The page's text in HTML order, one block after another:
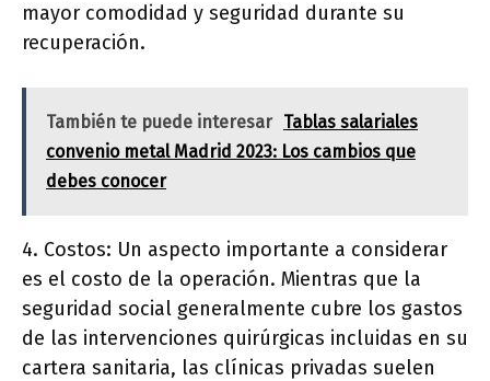
mayor comodidad y seguridad durante su
recuperación.
También te puede interesar Tablas salariales
convenio metal Madrid 2023: Los cambios que
debes conocer
4. Costos: Un aspecto importante a considerar
es el costo de la operación. Mientras que la
seguridad social generalmente cubre los gastos
de las intervenciones quirúrgicas incluidas en su
cartera sanitaria, las clínicas privadas suelen